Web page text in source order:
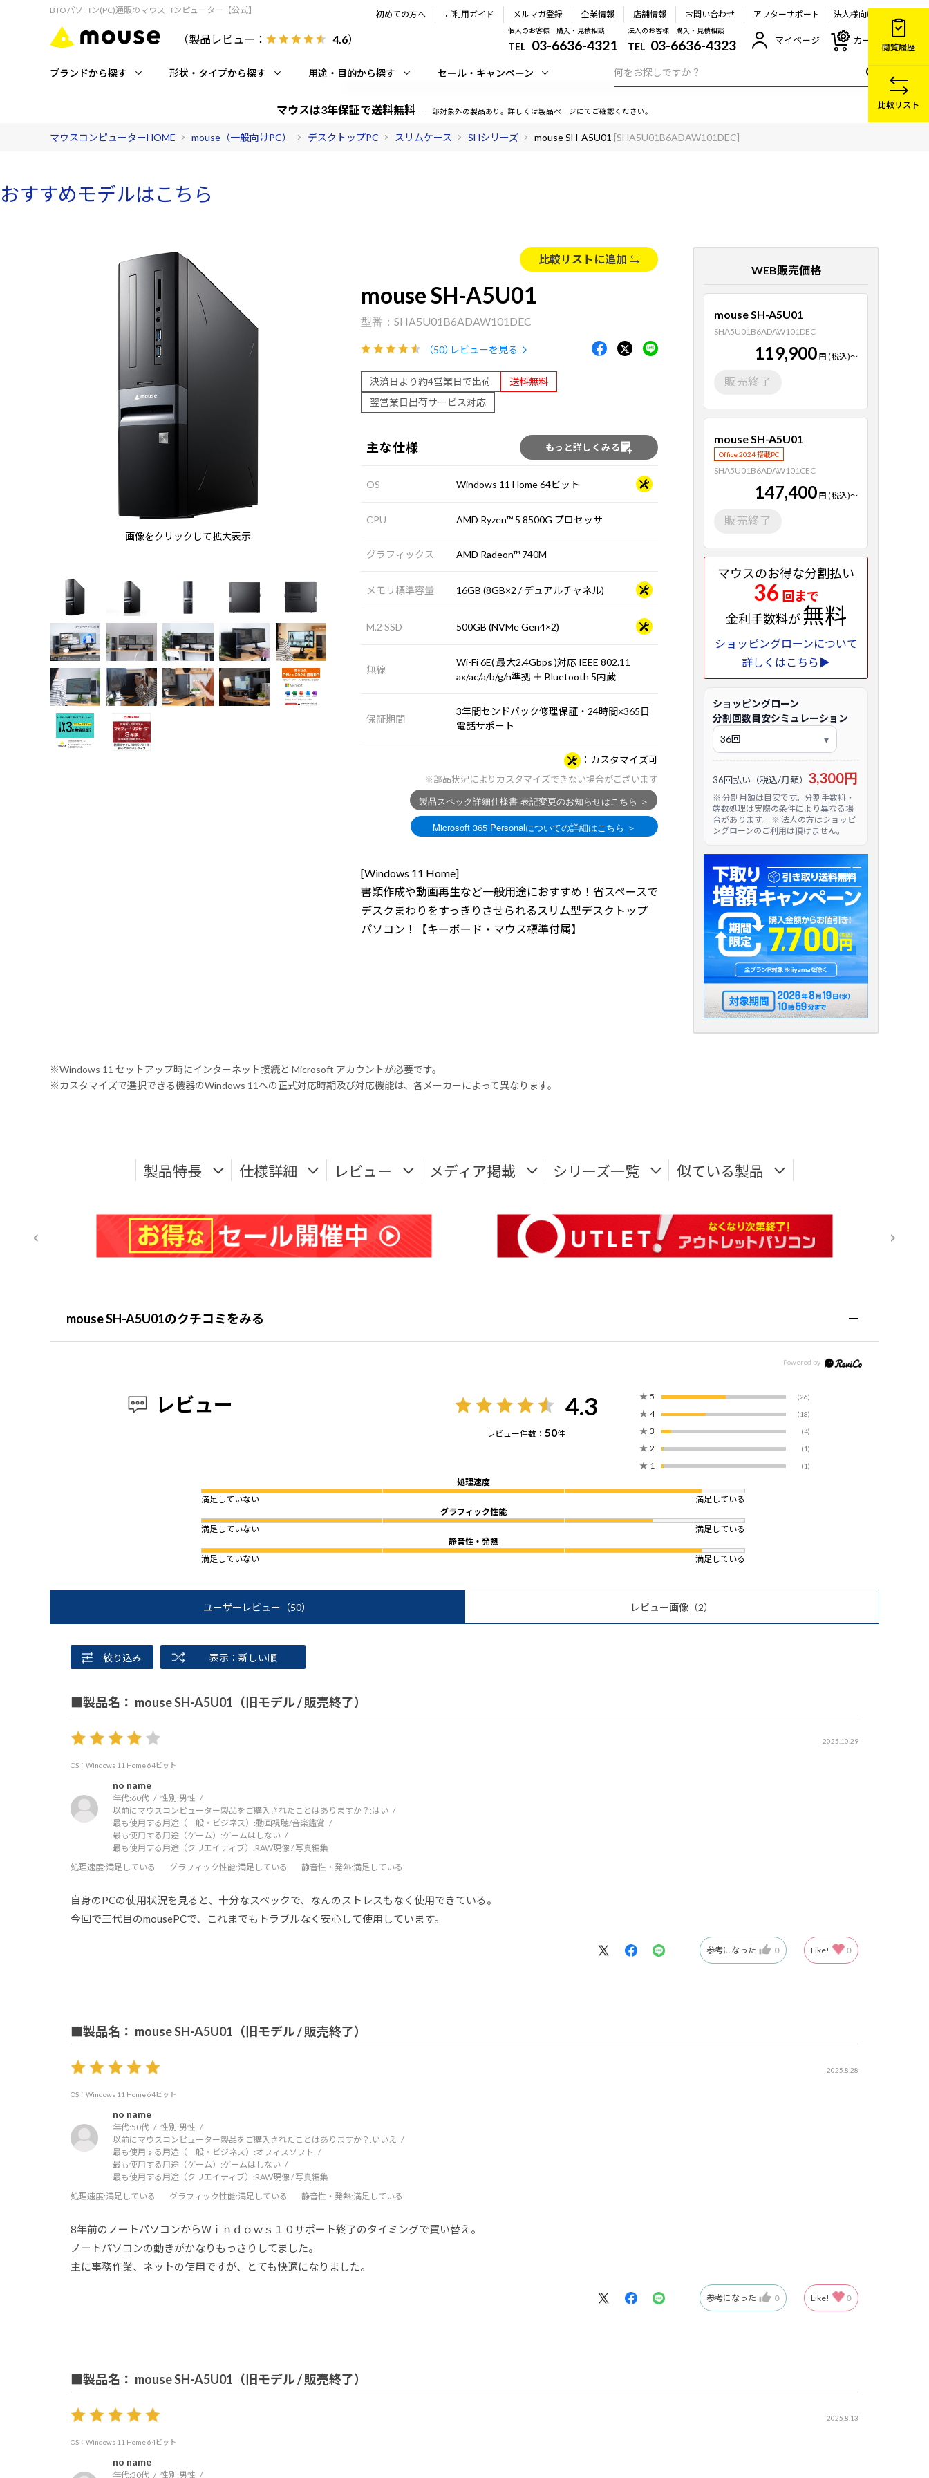
BTOパソコン(PC)通販のマウスコンピューター【公式】
（製品レビュー： 4.6）
初めての方へ ご利用ガイド メルマガ登録 企業情報 店舗情報 お問い合わせ アフターサポート 法人様向け
個人のお客様 購入・見積相談
TEL 03-6636-4321
法人のお客様 購入・見積相談
TEL 03-6636-4323 マイページ カート
ブランドから探す 形状・タイプから探す 用途・目的から探す セール・キャンペーン
マウスは3年保証で送料無料 一部対象外の製品あり。詳しくは製品ページにてご確認ください。
マウスコンピューターHOME mouse（一般向けPC） デスクトップPC スリムケース SHシリーズ mouse SH-A5U01 [SHA5U01B6ADAW101DEC]
おすすめモデルはこちら
画像をクリックして拡大表示
比較リストに追加
mouse SH-A5U01
SHA5U01B6ADAW101DEC
（50）レビューを見る
決済日より約4営業日で出荷
送料無料
翌営業日出荷サービス対応
主な仕様 もっと詳しくみる
OS Windows 11 Home 64ビット
CPU AMD Ryzen™ 5 8500G プロセッサ
グラフィックス AMD Radeon™ 740M
メモリ標準容量 16GB (8GB×2 / デュアルチャネル)
M.2 SSD 500GB (NVMe Gen4×2)
無線
Wi-Fi 6E( 最大2.4Gbps )対応 IEEE 802.11
ax/ac/a/b/g/n準拠 ＋ Bluetooth 5内蔵
保証期間
3年間センドバック修理保証・24時間×365日
電話サポート
カスタマイズ可
※部品状況によりカスタマイズできない場合がございます
[Windows 11 Home]
書類作成や動画再生など一般用途におすすめ！省スペースで
デスクまわりをすっきりさせられるスリム型デスクトップ
パソコン！【キーボード・マウス標準付属】
WEB販売価格
mouse SH-A5U01
SHA5U01B6ADAW101DEC
119,900 円 (税込)～
販売終了
mouse SH-A5U01
Office 2024 搭載PC
SHA5U01B6ADAW101CEC
147,400 円 (税込)～
販売終了
マウスのお得な分割払い
36 回まで
金利手数料が無料
ショッピングローンについて
詳しくはこちら▶
ショッピングローン
分割回数目安シミュレーション
36回払い（税込/月額） 3,300円
※ 分割月額は目安です。分割手数料・
端数処理は実際の条件により異なる場
合があります。 ※ 法人の方はショッピ
ングローンのご利用は頂けません。
※Windows 11 セットアップ時にインターネット接続と Microsoft アカウントが必要です。
※カスタマイズで選択できる機器のWindows 11への正式対応時期及び対応機能は、各メーカーによって異なります。
製品特長 仕様詳細 レビュー メディア掲載 シリーズ一覧 似ている製品
mouse SH-A5U01のクチコミをみる
レビュー 4.3
レビュー件数： 50件
★ 5 (26)
★ 4 (18)
★ 3 (4)
★ 2 (1)
★ 1 (1)
処理速度
満足していない
満足している
グラフィック性能
満足していない
満足している
静音性・発熱
満足していない
満足している
ユーザーレビュー （50） レビュー画像 （2）
絞り込み 表示：新しい順
■製品名： mouse SH-A5U01（旧モデル / 販売終了）
2025.10.29
OS：Windows 11 Home 64ビット
no name
年代:60代 性別:男性
以前にマウスコンピューター製品をご購入されたことはありますか？:はい
最も使用する用途（一般・ビジネス）:動画視聴/音楽鑑賞
最も使用する用途（ゲーム）:ゲームはしない
最も使用する用途（クリエイティブ）:RAW現像 / 写真編集
処理速度:満足している グラフィック性能:満足している 静音性・発熱:満足している
自身のPCの使用状況を見ると、十分なスペックで、なんのストレスもなく使用できている。
今回で三代目のmousePCで、これまでもトラブルなく安心して使用しています。
参考になった 0 Like! 0
■製品名： mouse SH-A5U01（旧モデル / 販売終了）
2025.8.28
OS：Windows 11 Home 64ビット
no name
年代:50代 性別:男性
以前にマウスコンピューター製品をご購入されたことはありますか？: いいえ
最も使用する用途（一般・ビジネス）:オフィスソフト
最も使用する用途（ゲーム）:ゲームはしない
最も使用する用途（クリエイティブ）:RAW現像 / 写真編集
処理速度:満足している グラフィック性能:満足している 静音性・発熱:満足している
8年前のノートパソコンからＷｉｎｄｏｗｓ１０サポート終了のタイミングで買い替え。
ノートパソコンの動きがかなりもっさりしてました。
主に事務作業、ネットの使用ですが、とても快適になりました。
参考になった 0 Like! 0
■製品名： mouse SH-A5U01（旧モデル / 販売終了）
2025.8.13
OS：Windows 11 Home 64ビット
no name
年代:30代 性別:男性
閲覧履歴
比較リスト